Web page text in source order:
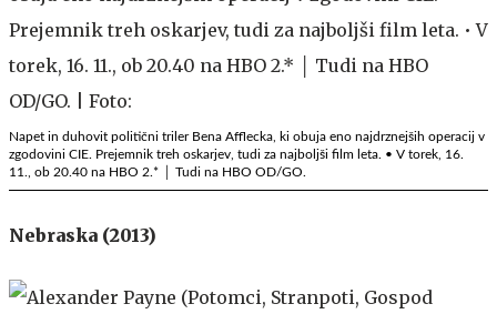
Napet in duhovit politični triler Bena Afflecka, ki obuja eno najdrznejših operacij v
zgodovini CIE. Prejemnik treh oskarjev, tudi za najboljši film leta. • V torek, 16.
11., ob 20.40 na HBO 2.* │ Tudi na HBO OD/GO.
Nebraska (2013)